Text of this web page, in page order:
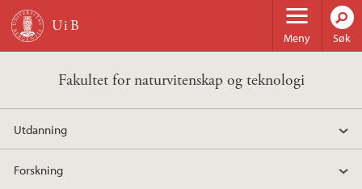
Hopp til hovedinnhold
Meny Søk
Fakultet for naturvitenskap og teknologi
Utdanning
Forskning